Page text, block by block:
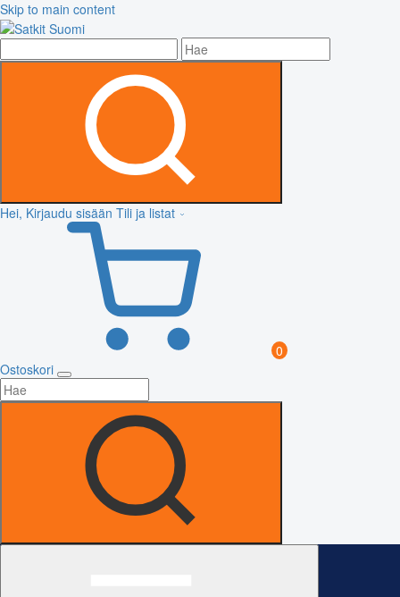
Skip to main content
Hei, Kirjaudu sisään Tili ja listat
0
Ostoskori